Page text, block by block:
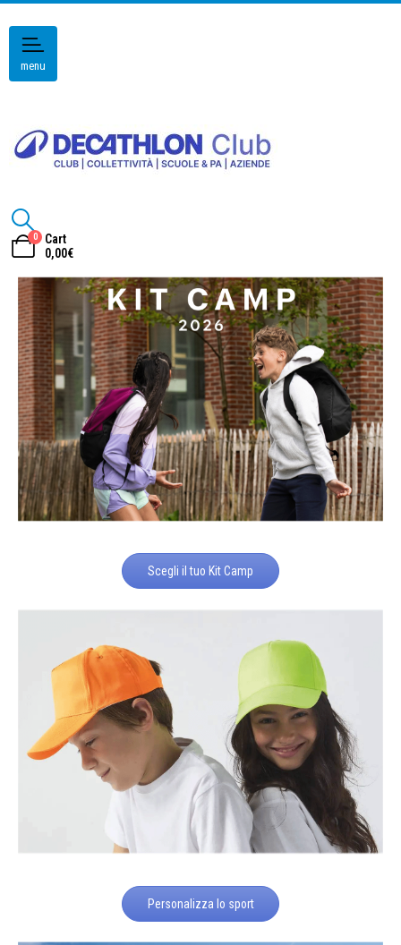
menu
0
Cart
0,00€
Scegli il tuo Kit Camp
Personalizza lo sport